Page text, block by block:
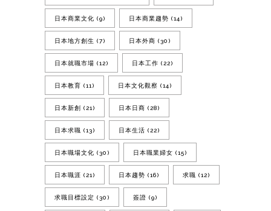
日本商業文化 (9) 日本商業趨勢 (14)
日本地方創生 (7) 日本外商 (30)
日本就職市場 (12) 日本工作 (22)
日本教育 (11) 日本文化觀察 (14)
日本新創 (21) 日本日商 (28)
日本求職 (13) 日本生活 (22)
日本職場文化 (30) 日本職業婦女 (15)
日本職涯 (21) 日本趨勢 (16) 求職 (12)
求職目標設定 (30) 簽證 (9)